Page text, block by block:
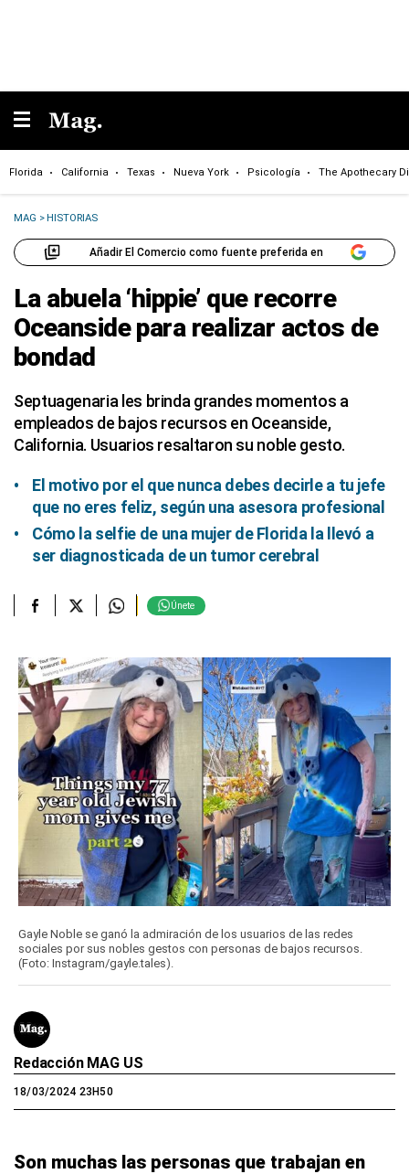
Florida California Texas Nueva York Psicología The Apothecary
MAG >HISTORIAS
Añadir El Comercio como fuente preferida en
La abuela ‘hippie’ que recorre
Oceanside para realizar actos de
bondad
Septuagenaria les brinda grandes momentos a
empleados de bajos recursos en Oceanside,
California. Usuarios resaltaron su noble gesto.
El motivo por el que nunca debes decirle a tu jefe
que no eres feliz, según una asesora profesional
Cómo la selfie de una mujer de Florida la llevó a
ser diagnosticada de un tumor cerebral
Únete
Gayle Noble se ganó la admiración de los usuarios de las redes
sociales por sus nobles gestos con personas de bajos recursos.
(Foto: Instagram/gayle.tales).
Redacción MAG US
18/03/2024 23H50
Son muchas las personas que trabajan en